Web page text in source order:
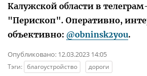
Калужской области в
"Перископ". Оперативно,
объективно: @obninsk2you.
Опубликовано: 12.03.2023 14:05
Тэги: благоустройство дороги